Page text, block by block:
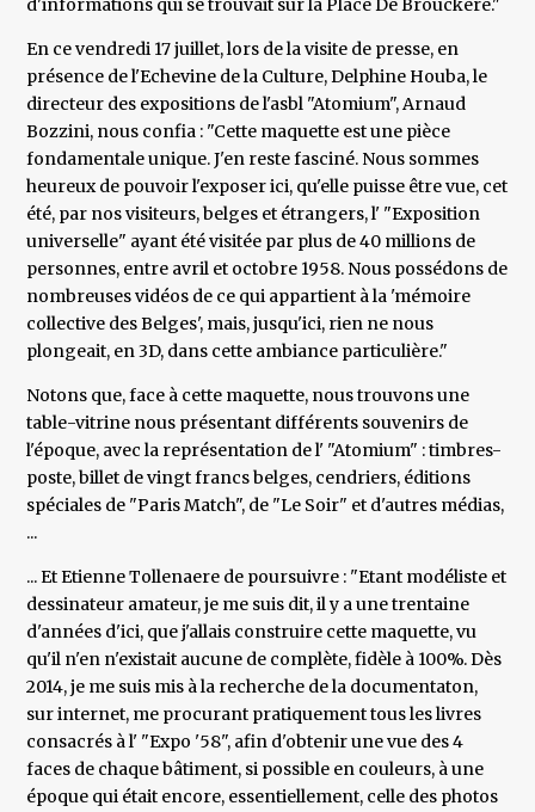
d'informations qui se trouvait sur la Place De Brouckère."
En ce vendredi 17 juillet, lors de la visite de presse, en
présence de l'Echevine de la Culture, Delphine Houba, le
directeur des expositions de l'asbl "Atomium", Arnaud
Bozzini, nous confia : "Cette maquette est une pièce
fondamentale unique. J'en reste fasciné. Nous sommes
heureux de pouvoir l'exposer ici, qu'elle puisse être vue, cet
été, par nos visiteurs, belges et étrangers, l' "Exposition
universelle" ayant été visitée par plus de 40 millions de
personnes, entre avril et octobre 1958. Nous possédons de
nombreuses vidéos de ce qui appartient à la 'mémoire
collective des Belges', mais, jusqu'ici, rien ne nous
plongeait, en 3D, dans cette ambiance particulière."
Notons que, face à cette maquette, nous trouvons une
table-vitrine nous présentant différents souvenirs de
l'époque, avec la représentation de l' "Atomium" : timbres-
poste, billet de vingt francs belges, cendriers, éditions
spéciales de "Paris Match", de "Le Soir" et d'autres médias,
...
... Et Etienne Tollenaere de poursuivre : "Etant modéliste et
dessinateur amateur, je me suis dit, il y a une trentaine
d'années d'ici, que j'allais construire cette maquette, vu
qu'il n'en n'existait aucune de complète, fidèle à 100%. Dès
2014, je me suis mis à la recherche de la documentaton,
sur internet, me procurant pratiquement tous les livres
consacrés à l' "Expo '58", afin d'obtenir une vue des 4
faces de chaque bâtiment, si possible en couleurs, à une
époque qui était encore, essentiellement, celle des photos